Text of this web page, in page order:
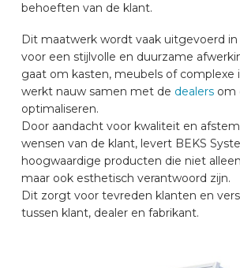
AUTOMERKEN
CONTACT
VOERTUIG INRICHTEN
behoeften van de klant.
Dit maatwerk wordt vaak uitgevoerd
voor een stijlvolle en duurzame
gaat om kasten, meubels of complexe
werkt nauw samen met de dealersom
optimaliseren.
Door aandacht voor kwaliteit en
wensen van de klant, levert BEKS
hoogwaardige producten die niet
maar ook esthetisch verantwoord zijn.
Dit zorgt voor tevreden klanten en
tussen klant, dealer en fabrikant.